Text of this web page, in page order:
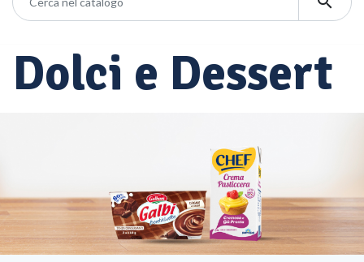
Dolci e Dessert